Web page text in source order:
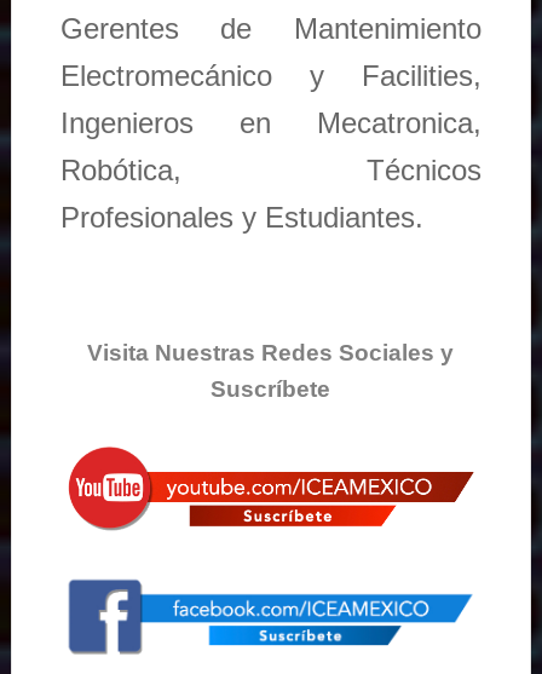
Gerentes de Mantenimiento
Electromecánico y Facilities,
Ingenieros en Mecatronica,
Robótica, Técnicos
Profesionales y Estudiantes.
Visita Nuestras Redes Sociales y
Suscríbete